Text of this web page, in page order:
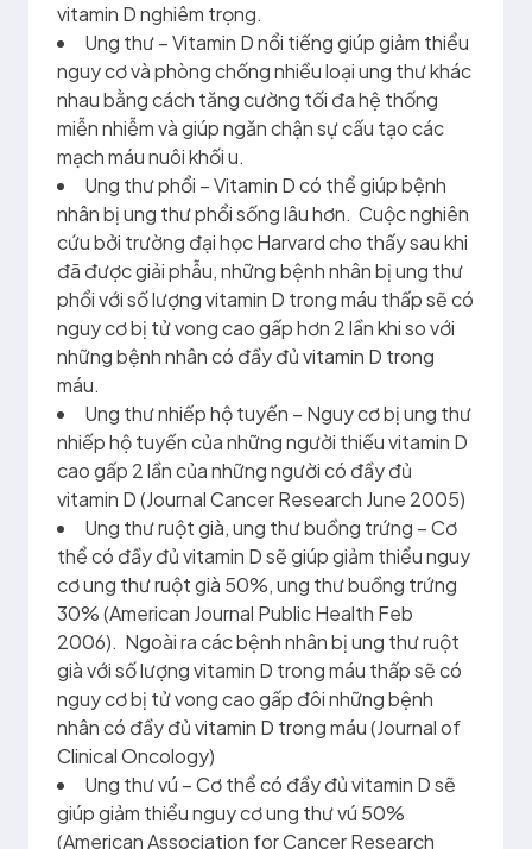
vitamin D nghiêm trọng.
Ung thư – Vitamin D nổi tiếng giúp giảm thiểu
nguy cơ và phòng chống nhiều loại ung thư khác
nhau bằng cách tăng cường tối đa hệ thống
miễn nhiễm và giúp ngăn chận sự cấu tạo các
mạch máu nuôi khối u.
Ung thư phổi – Vitamin D có thể giúp bệnh
nhân bị ung thư phổi sống lâu hơn. Cuộc nghiên
cứu bởi trường đại học Harvard cho thấy sau khi
đã được giải phẫu, những bệnh nhân bị ung thư
phổi với số lượng vitamin D trong máu thấp sẽ có
nguy cơ bị tử vong cao gấp hơn 2 lần khi so với
những bệnh nhân có đầy đủ vitamin D trong
máu.
Ung thư nhiếp hộ tuyến – Nguy cơ bị ung thư
nhiếp hộ tuyến của những người thiếu vitamin D
cao gấp 2 lần của những người có đầy đủ
vitamin D (Journal Cancer Research June 2005)
Ung thư ruột già, ung thư buồng trứng – Cơ
thể có đầy đủ vitamin D sẽ giúp giảm thiểu nguy
cơ ung thư ruột già 50%, ung thư buồng trứng
30% (American Journal Public Health Feb
2006). Ngoài ra các bệnh nhân bị ung thư ruột
già với số lượng vitamin D trong máu thấp sẽ có
nguy cơ bị tử vong cao gấp đôi những bệnh
nhân có đầy đủ vitamin D trong máu (Journal of
Clinical Oncology)
Ung thư vú – Cơ thể có đầy đủ vitamin D sẽ
giúp giảm thiểu nguy cơ ung thư vú 50%
(American Association for Cancer Research